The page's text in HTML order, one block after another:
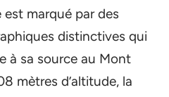
est marqué par des
distinctives qui
à sa source au Mont
mètres d’altitude, la